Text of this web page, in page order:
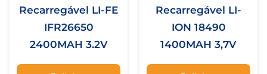
Recarregável LI-FE
IFR26650
2400MAH 3.2V
Recarregável LI-
ION 18490
1400MAH 3,7V